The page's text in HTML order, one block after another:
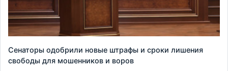
Сенаторы одобрили новые штрафы и сроки лишения
свободы для мошенников и воров